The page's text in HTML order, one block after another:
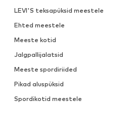
LEVI'S teksapüksid meestele
Ehted meestele
Meeste kotid
Jalgpallijalatsid
Meeste spordiriided
Pikad aluspüksid
Spordikotid meestele